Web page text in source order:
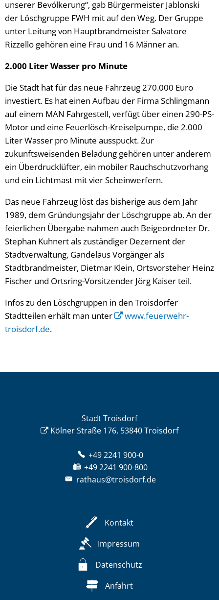
unserer Bevölkerung“, gab Bürgermeister Jablonski
der Löschgruppe FWH mit auf den Weg. Der Gruppe
unter Leitung von Hauptbrandmeister Salvatore
Rizzello gehören eine Frau und 16 Männer an.
2.000 Liter Wasser pro Minute
Die Stadt hat für das neue Fahrzeug 270.000 Euro
investiert. Es hat einen Aufbau der Firma Schlingmann
auf einem MAN Fahrgestell, verfügt über einen 290-PS-
Motor und eine Feuerlösch-Kreiselpumpe, die 2.000
Liter Wasser pro Minute ausspuckt. Zur
zukunftsweisenden Beladung gehören unter anderem
ein Überdrucklüfter, ein mobiler Rauchschutzvorhang
und ein Lichtmast mit vier Scheinwerfern.
Das neue Fahrzeug löst das bisherige aus dem Jahr
1989, dem Gründungsjahr der Löschgruppe ab. An der
feierlichen Übergabe nahmen auch Beigeordneter Dr.
Stephan Kuhnert als zuständiger Dezernent der
Stadtverwaltung, Gandelaus Vorgänger als
Stadtbrandmeister, Dietmar Klein, Ortsvorsteher Heinz
Fischer und Ortsring-Vorsitzender Jörg Kaiser teil.
Infos zu den Löschgruppen in den Troisdorfer
Stadtteilen erhält man unter
www.feuerwehr-
troisdorf.de.
Stadt Troisdorf
Kölner Straße 176, 53840 Troisdorf
+49 2241 900-0
+49 2241 900-800
rathaus@troisdorf.de
Kontakt
Impressum
Datenschutz
Anfahrt